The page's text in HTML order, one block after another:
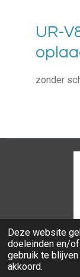
Deze website
doeleinden en/
gebruik te
akkoord.
UR-
zonder
© 2024 - 2026
Powered by